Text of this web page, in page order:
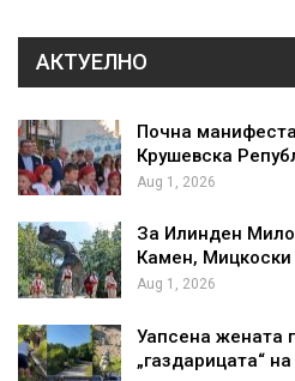
АКТУЕЛНО
Почна
Крушевска
Aug 1, 2026
За Илинден
Камен,
Aug 1, 2026
Уапсена жената
„газдарицата“